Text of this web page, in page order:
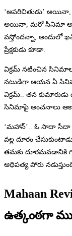
‘అపరిచితుడు’ అయినా,
అయినా, మరో సినిమా
వస్తోందన్నా, అందులో
ప్రేక్షకుడు కూడా.
విక్రమ్ నటించిన
నటుడిగా ఆయన ఏ
విక్రమ్.. తన కుమారుడు
సినిమాపై అంచనాలు
‘మహాన్’.. ఓ సాదా సీదా
వల్ల దూరం
తమకు దూరమవడానికి
ఆధిపత్య పోరు
Mahaan
ఉత్కంఠగా